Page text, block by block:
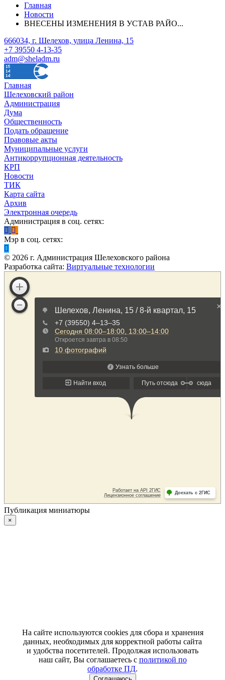
Главная
Новости
ВНЕСЕНЫ ИЗМЕНЕНИЯ В УСТАВ РАЙО...
666034, г. Шелехов, улица Ленина, 15
+7 39550 4-13-35
adm@sheladm.ru
Главная
Шелеховский район
Администрация
Дума
Общественность
Подать обращение
Правовые акты
Муниципальные услуги
Антикоррупционная деятельность
КРП
Новости
ТИК
Карта сайта
Архив
Электронная очередь
Администрация в соц. сетях:
Мэр в соц. сетях:
© 2026 г. Администрация Шелеховского района
Разработка сайта: Виртуальные технологии
Публикация миниатюры
×
На сайте используются cookies для сбора и хранения
данных, необходимых для корректной работы сайта
и удобства посетителей. Продолжая использовать
наш сайт, Вы соглашаетесь с политикой по
обработке ПД.